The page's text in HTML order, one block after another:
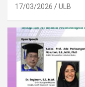
17/03/2026 ULB